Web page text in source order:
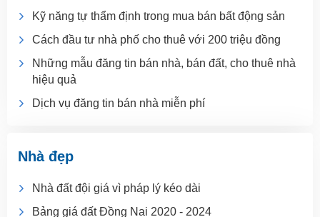
Kỹ năng tự thẩm định trong mua bán bất động sản
Cách đầu tư nhà phố cho thuê với 200 triệu đồng
Những mẫu đăng tin bán nhà, bán đất, cho thuê nhà
hiệu quả
Dịch vụ đăng tin bán nhà miễn phí
Nhà đẹp
Nhà đất đội giá vì pháp lý kéo dài
Bảng giá đất Đồng Nai 2020 - 2024